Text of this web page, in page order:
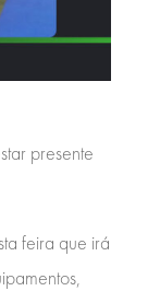
presente
feira que irá